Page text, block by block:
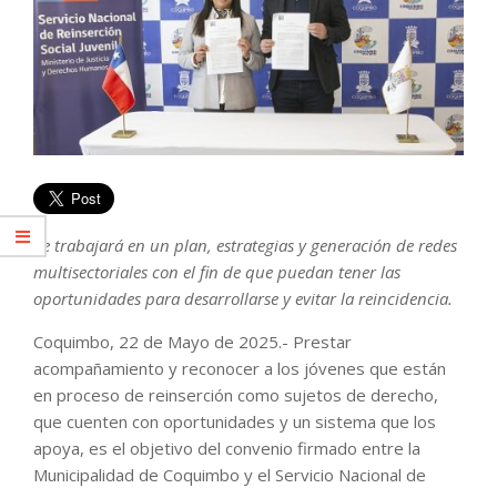
Se trabajará en un plan, estrategias y generación de redes
multisectoriales con el fin de que puedan tener las
oportunidades para desarrollarse y evitar la reincidencia.
Coquimbo, 22 de Mayo de 2025.- Prestar
acompañamiento y reconocer a los jóvenes que están
en proceso de reinserción como sujetos de derecho,
que cuenten con oportunidades y un sistema que los
apoya, es el objetivo del convenio firmado entre la
Municipalidad de Coquimbo y el Servicio Nacional de